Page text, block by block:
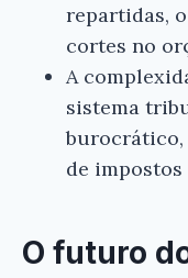
repartidas,
cortes no
A
sistema
burocrático,
de
O futuro
Gostou do
Federalismo